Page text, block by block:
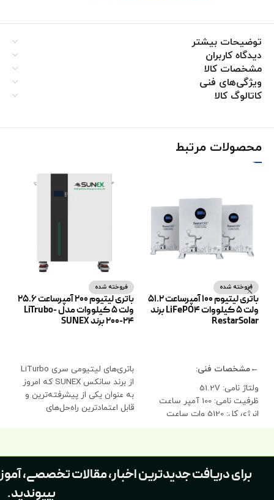
توضیحات بیشتر
دیدگاه کاربران
مشخصات کالا
ویژگی‌های فنی
کاتالوگ کالا
محصولات مرتبط
فروخته شده
باتری لیتیوم 100 آمپرساعت 51.2
ولت 5 کیلووات LiFePO4 برند
RestarSolar
←مشخصات فنی:
ولتاژ نامی: 51.2V
ظرفیت نامی: 100 آمپر ساعت
انرژی کل: 5120 وات ساعت
مقاومت داخلی: کمتر از 50 میلی
خود تخلیه ماهانه: کمتر از 3
فروخته شده
باتری لیتیوم 200 آمپرساعت 25.6
ولت 5 کیلووات مدل LiTrubo-
200-24 برند SUNEX
باتری‌های لیتیومی سری LiTurbo
از برند سانکس SUNEX که امروز
به عنوان یکی از پیشرفته‌ترین و
قابل اعتمادترین راه‌حل‌های
برای دریافت جدیدترین اخبار، مقالات تخصصی،
بپیوندید.